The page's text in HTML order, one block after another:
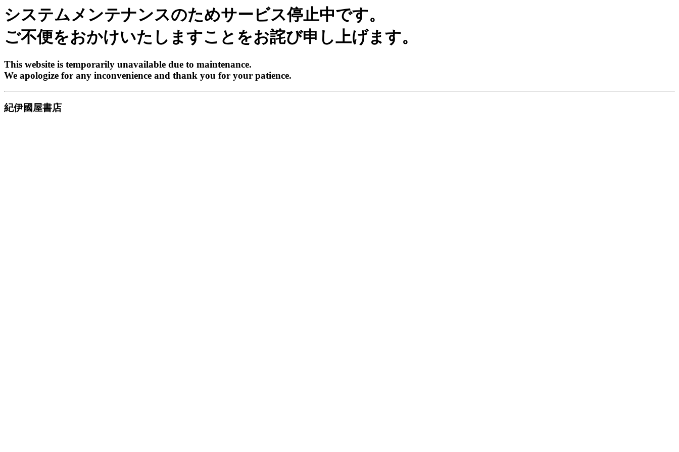
システムメンテナンスのためサービス停止中です。
ご不便をおかけいたしますことをお詫び申し上げます。
This website is temporarily unavailable due to maintenance.
We apologize for any inconvenience and thank you for your patience.
紀伊國屋書店